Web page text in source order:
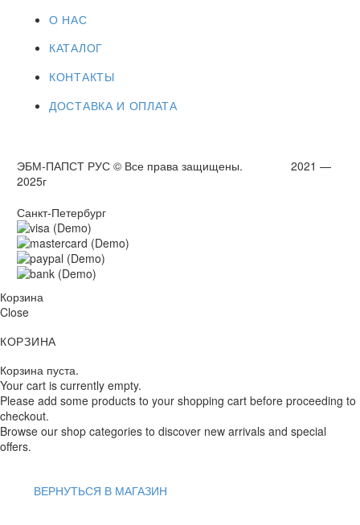
О НАС
КАТАЛОГ
КОНТАКТЫ
ДОСТАВКА И ОПЛАТА
ЭБМ-ПАПСТ РУС © Все права защищены. 2021 —
2025г
Санкт-Петербург
Корзина
Close
КОРЗИНА
Корзина пуста.
Your cart is currently empty.
Please add some products to your shopping cart before proceeding to
checkout.
Browse our shop categories to discover new arrivals and special
offers.
ВЕРНУТЬСЯ В МАГАЗИН